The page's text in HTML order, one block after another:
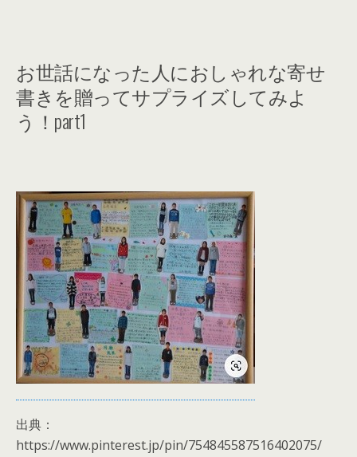
お世話になった人におしゃれな寄せ
書きを贈ってサプライズしてみよ
う！part1
出典：
https://www.pinterest.jp/pin/754845587516402075/